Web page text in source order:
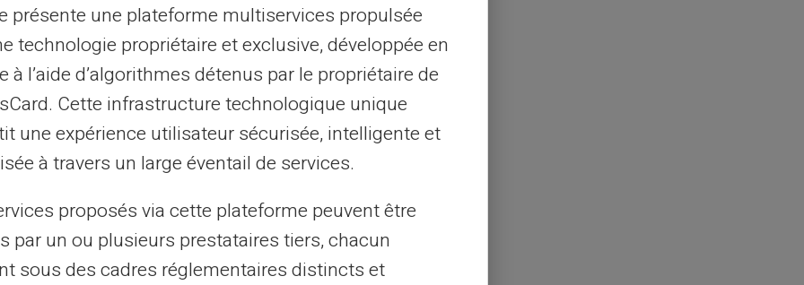
lors du choix de votrecarte de
de transaction internationaux sont
de devises. L'absence de
décisif pour ceux désirant une
document justificatif.
cartes prépayées
présente une plateforme multiservices propulsée
technologie propriétaire et exclusive, développée en
à l’aide d’algorithmes détenus par le propriétaire de
Cette infrastructure technologique unique
une expérience utilisateur sécurisée, intelligente et
à travers un large éventail de services.
proposés via cette plateforme peuvent être
par un ou plusieurs prestataires tiers, chacun
sous des cadres réglementaires distincts et